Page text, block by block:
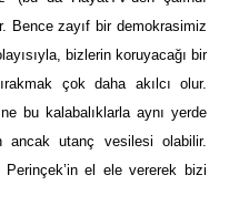
Bence zayıf bir demokrasimiz
bizlerin koruyacağı bir
çok daha akılcı olur.
bu kalabalıklarla aynı yerde
utanç vesilesi olabilir.
Perinçek’in el ele vererek bizi